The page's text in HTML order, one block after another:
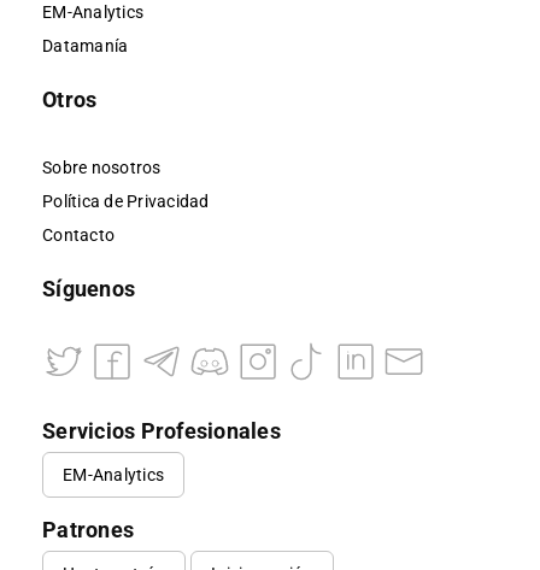
EM-Analytics
Datamanía
Otros
Sobre nosotros
Política de Privacidad
Contacto
Síguenos
Servicios Profesionales
EM-Analytics
Patrones